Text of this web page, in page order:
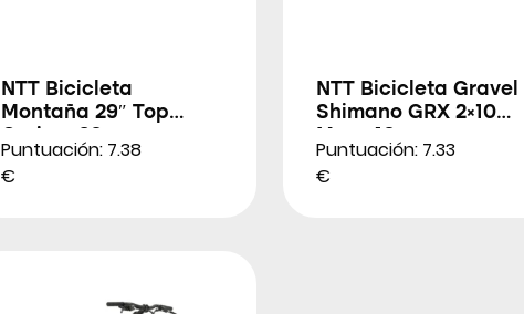
NTT Bicicleta
Montaña 29″ Top
Puntuación: 7.38
€
NTT Bicicleta Gravel
Shimano GRX 2×10
Puntuación: 7.33
€